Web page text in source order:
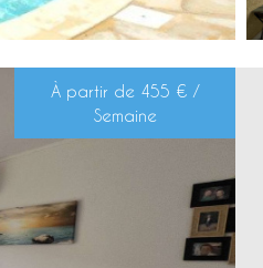
À partir de 455 € /
Semaine